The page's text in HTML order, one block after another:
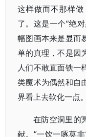
这样做而不那样
了。这是一个“绝
幅图画本来是显而
单的真理，不是因
人们不敢直面铁一
类魔术为偶然和自
界看上去软化一点。
在防空洞里的
献。“一饮一啄莫